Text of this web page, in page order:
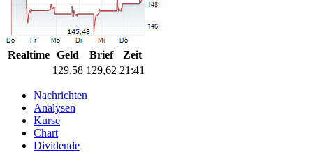
Realtime Geld Brief
Zeit
129,58 129,62 21:41
Nachrichten
Analysen
Kurse
Chart
Dividende